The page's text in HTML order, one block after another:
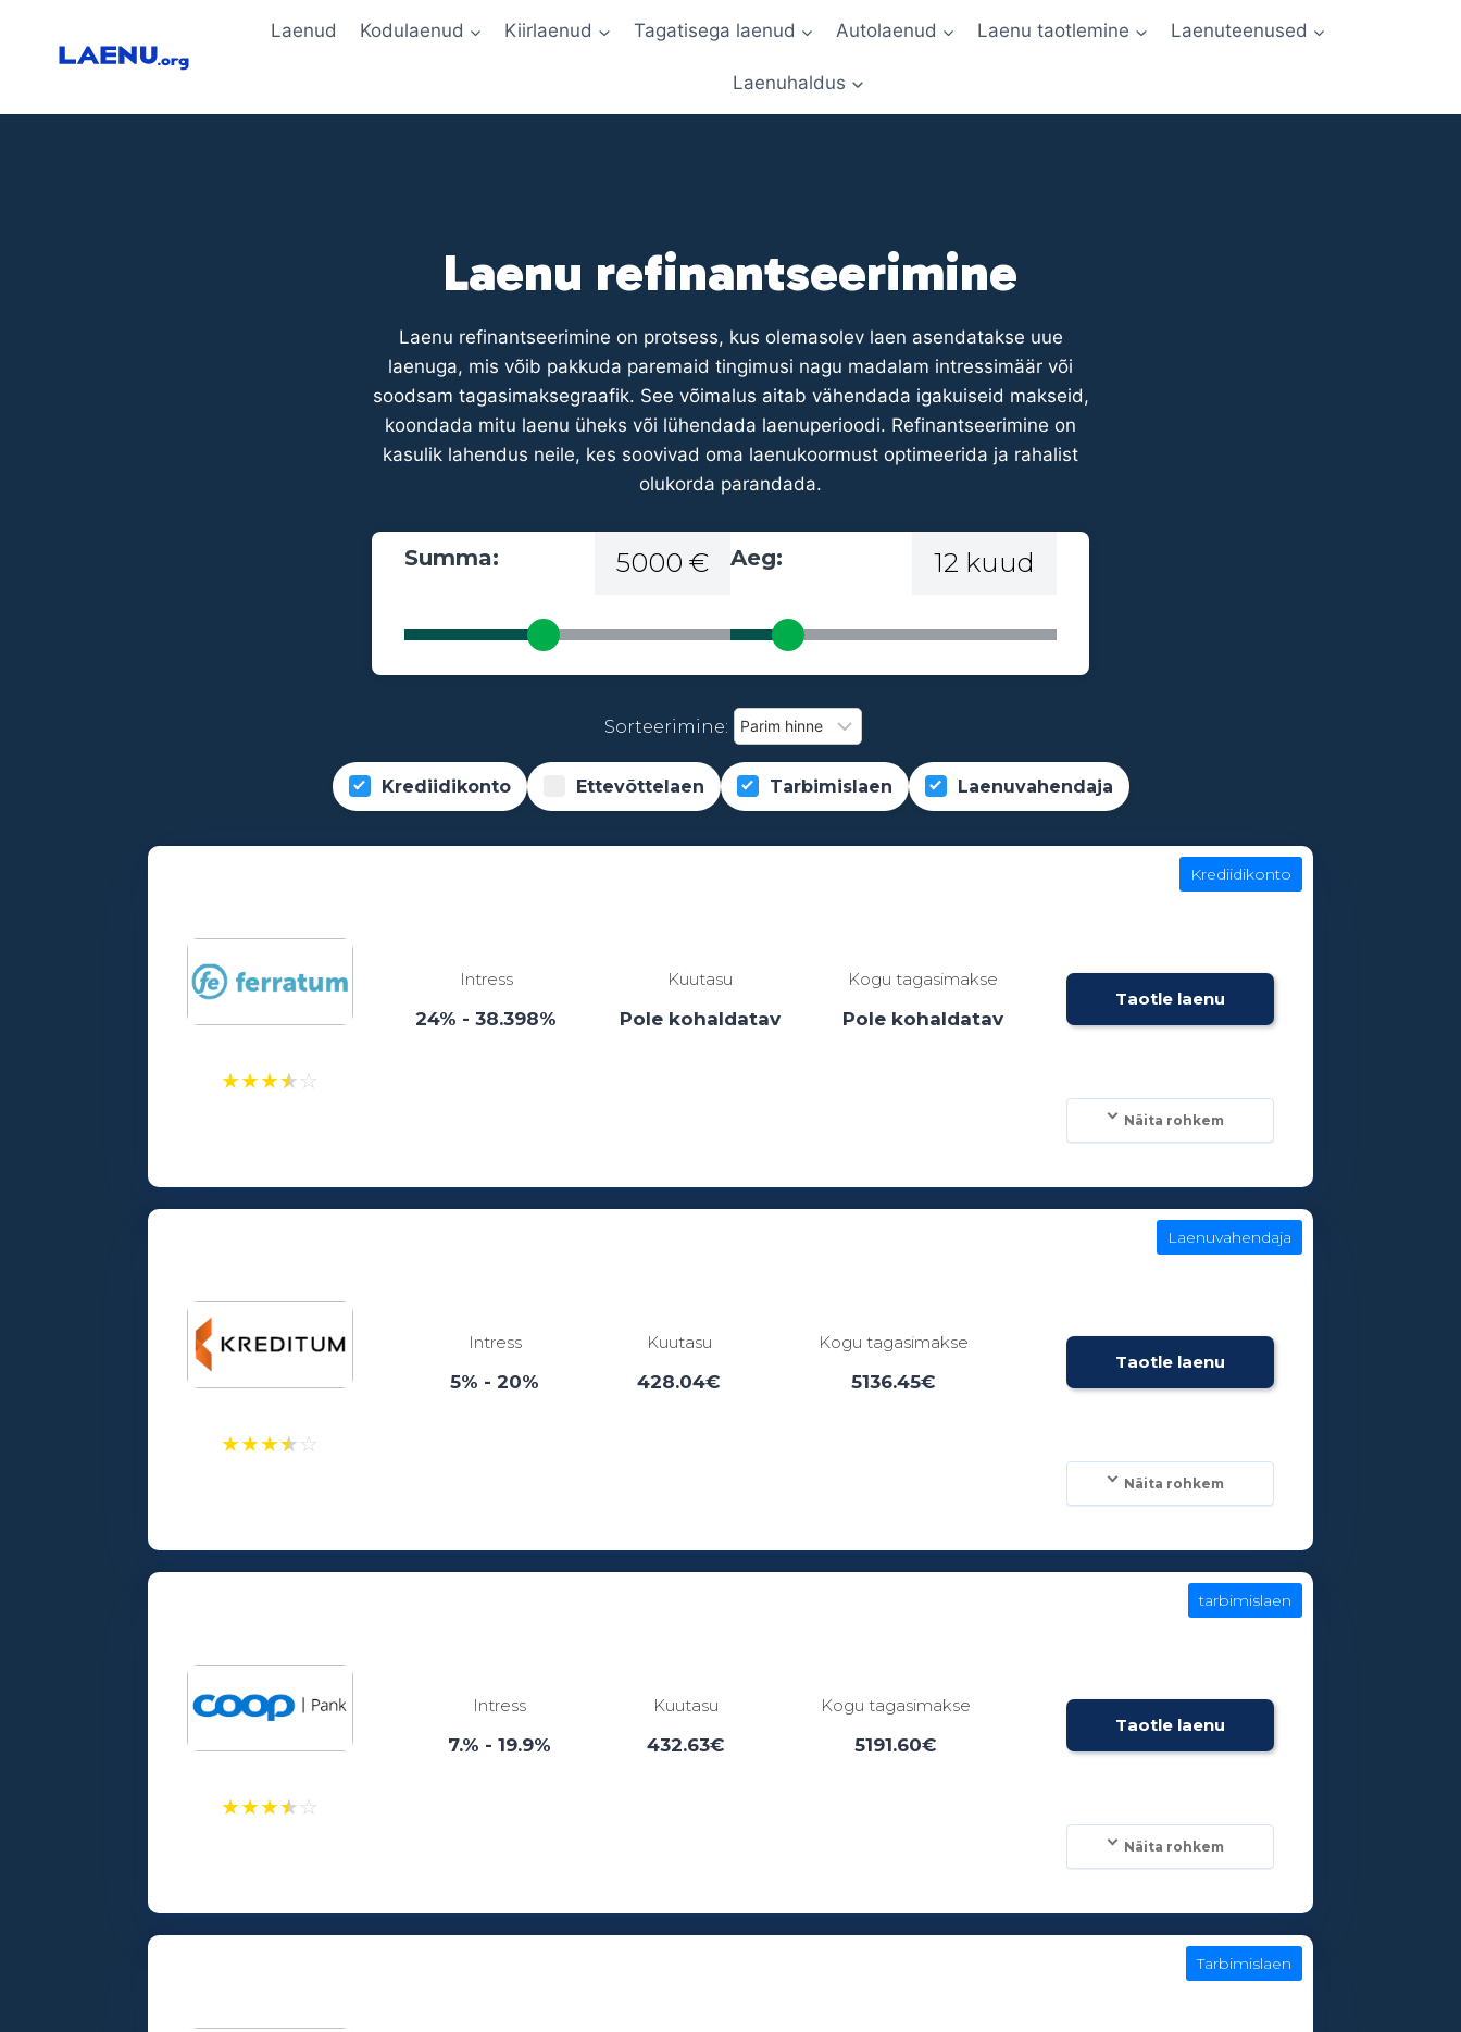
Laenud Kodulaenud Kiirlaenud Tagatisega laenud Autolaenud Laenu taotlemine Laenuteenused
Laenuhaldus
Laenu refinantseerimine
Laenu refinantseerimine on protsess, kus olemasolev laen asendatakse uue
laenuga, mis võib pakkuda paremaid tingimusi nagu madalam intressimäär või
soodsam tagasimaksegraafik. See võimalus aitab vähendada igakuiseid makseid,
koondada mitu laenu üheks või lühendada laenuperioodi. Refinantseerimine on
kasulik lahendus neile, kes soovivad oma laenukoormust optimeerida ja rahalist
olukorda parandada.
Summa: 5000 € Aeg: 12 kuud
Sorteerimine:
Krediidikonto Ettevõttelaen Tarbimislaen Laenuvahendaja
★★★★☆
Intress
24% - 38.398%
Kuutasu
Pole kohaldatav
Kogu tagasimakse
Pole kohaldatav
Taotle laenu
Krediidikonto
Näita rohkem
18
★★★★☆
Intress
5% - 20%
Kuutasu
428.04€
Kogu tagasimakse
5136.45€
Taotle laenu
Laenuvahendaja
Näita rohkem
18
★★★★☆
Intress
7.% - 19.9%
Kuutasu
432.63€
Kogu tagasimakse
5191.60€
Taotle laenu
tarbimislaen
Näita rohkem
Tarbimislaen